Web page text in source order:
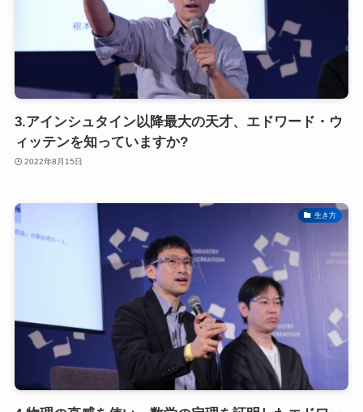
3.アインシュタイン以降最大の天才、エドワード・ウ
ィッテンを知っていますか?
2022年8月15日
生き方